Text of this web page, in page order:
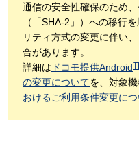
通信の安全性確保のため
（「SHA-2」）への移行
リティ方式の変更に伴い
合があります。
詳細は ドコモ提供Android
の変更についてを、対象
おけるご利用条件変更に